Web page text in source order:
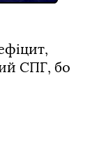
СПГ, бо